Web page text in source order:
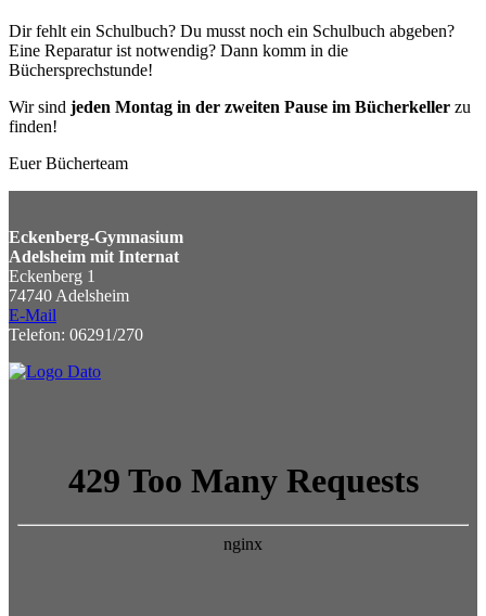
Dir fehlt ein Schulbuch? Du musst noch ein Schulbuch abgeben?
Eine Reparatur ist notwendig? Dann komm in die
Büchersprechstunde!
Wir sind jeden Montag in der zweiten Pause im Bücherkeller zu
finden!
Euer Bücherteam
Eckenberg-Gymnasium
Adelsheim mit Internat
Eckenberg 1
74740 Adelsheim
E-Mail
Telefon: 06291/270